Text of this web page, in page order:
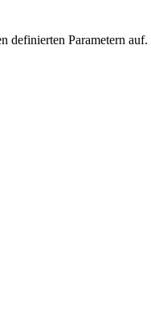
definierten Parametern auf.